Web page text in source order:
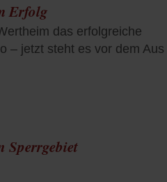
Erfolg
das erfolgreiche
– jetzt steht es vor dem Aus
Sperrgebiet